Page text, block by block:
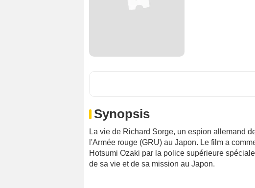
Synopsis
La vie de Richard Sorge, un espion allemand
l'Armée rouge (GRU) au Japon. Le film a
Hotsumi Ozaki par la police supérieure
de sa vie et de sa mission au Japon.